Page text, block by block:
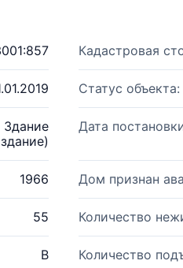
Кадастровая
Статус объекта:
Здание
Дата
1966 Дом признан
55 Количество
B Количество